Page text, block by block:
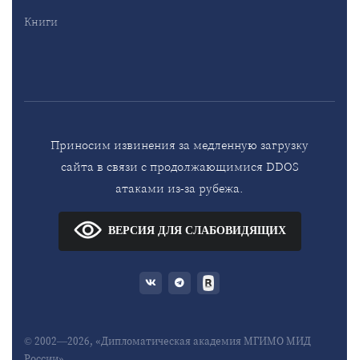
Книги
Приносим извинения за медленную загрузку
сайта в связи с продолжающимися DDOS
атаками из-за рубежа.
ВЕРСИЯ ДЛЯ СЛАБОВИДЯЩИХ
© 2002—2026, «Дипломатическая академия МГИМО МИД